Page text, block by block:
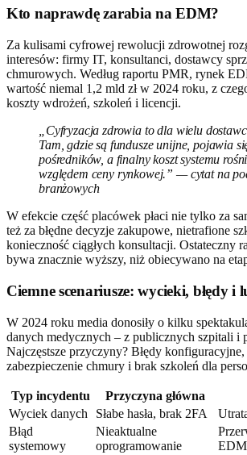
Kto naprawdę zarabia na EDM?
Za kulisami cyfrowej rewolucji zdrowotnej
interesów: firmy IT, konsultanci, dostawcy
chmurowych. Według raportu PMR, rynek
wartość niemal 1,2 mld zł w 2024 roku, z
koszty wdrożeń, szkoleń i licencji.
„Cyfryzacja zdrowia to dla wielu
Tam, gdzie są fundusze unijne, pojawia
pośredników, a finalny koszt systemu
względem ceny rynkowej.” — cytat na
branżowych
W efekcie część placówek płaci nie tylko za
też za błędne decyzje zakupowe, nietrafione
konieczność ciągłych konsultacji. Ostateczny
bywa znacznie wyższy, niż obiecywano na
Ciemne scenariusze: wycieki, błędy i
W 2024 roku media donosiły o kilku
danych medycznych – z publicznych szpitali i
Najczęstsze przyczyny? Błędy konfiguracyjne,
zabezpieczenie chmury i brak szkoleń dla
Typ incydentu Przyczyna główna
Wyciek danych
Słabe hasła, brak 2FA
Błąd
systemowy
Nieaktualne
oprogramowanie
EDM